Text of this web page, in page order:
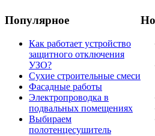
Популярное
Как работает устройство
защитного отключения
УЗО?
Сухие строительные смеси
Фасадные работы
Электропроводка в
подвальных помещениях
Выбираем
полотенцесушитель